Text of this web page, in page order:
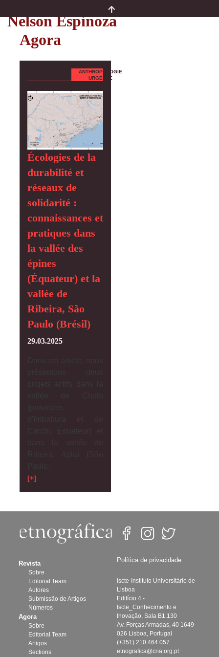
Nelson Espinoza
Agora
ANTHROPOLOGIE
URGENTE
Écologies de la
durabilité et
réseaux de
solidarité :
connaissances et
pratiques dans
la vallée des
épines
(Équateur) et la
vallée de
Ribeira, São
Paulo (Brésil)
29.03.2025
[+]
Revista
Sobre
Editorial Team
Autores
Submissão de Artigos
Números
Agora
Sobre
Editorial Team
Artigos
Sections
Política de privacidade
Iscte-Instituto Universitário de
Lisboa
Edifício 4 -
Iscte_Conhecimento e
Inovação, Sala B1.130
Av. Forças Armadas, 40 1649-
026 Lisboa, Portugal
(+351) 210 464 057
etnografica@cria.org.pt